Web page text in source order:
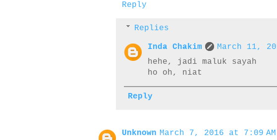
Reply
Replies
Inda Chakim
March 11,
hehe, jadi maluk sayah
ho oh, niat
Reply
Unknown March 7, 2016 at 7:09 AM